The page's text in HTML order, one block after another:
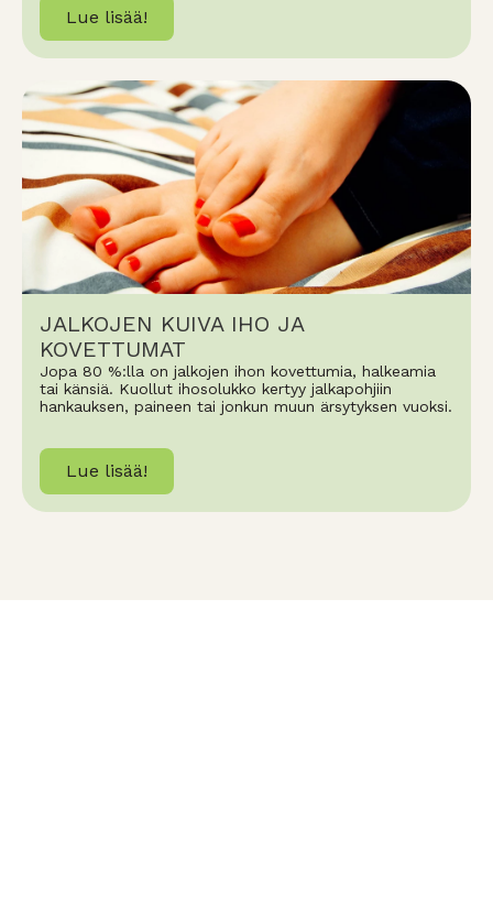
Lue lisää!
JALKOJEN KUIVA IHO JA
KOVETTUMAT
Jopa 80 %:lla on jalkojen ihon kovettumia, halkeamia
tai känsiä. Kuollut ihosolukko kertyy jalkapohjiin
hankauksen, paineen tai jonkun muun ärsytyksen vuoksi.
Lue lisää!